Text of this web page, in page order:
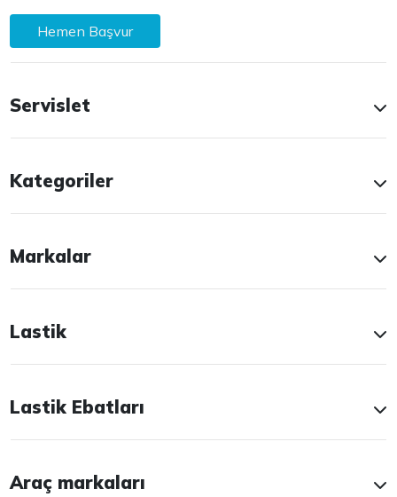
Hemen Başvur
Servislet
Kategoriler
Markalar
Lastik
Lastik Ebatları
Araç markaları